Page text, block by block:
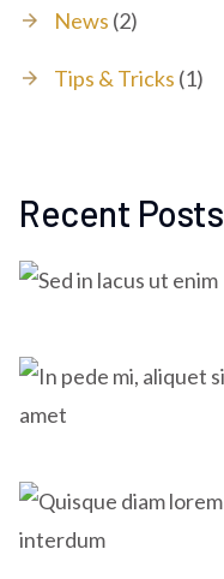
News (2)
Tips & Tricks (1)
Recent Posts